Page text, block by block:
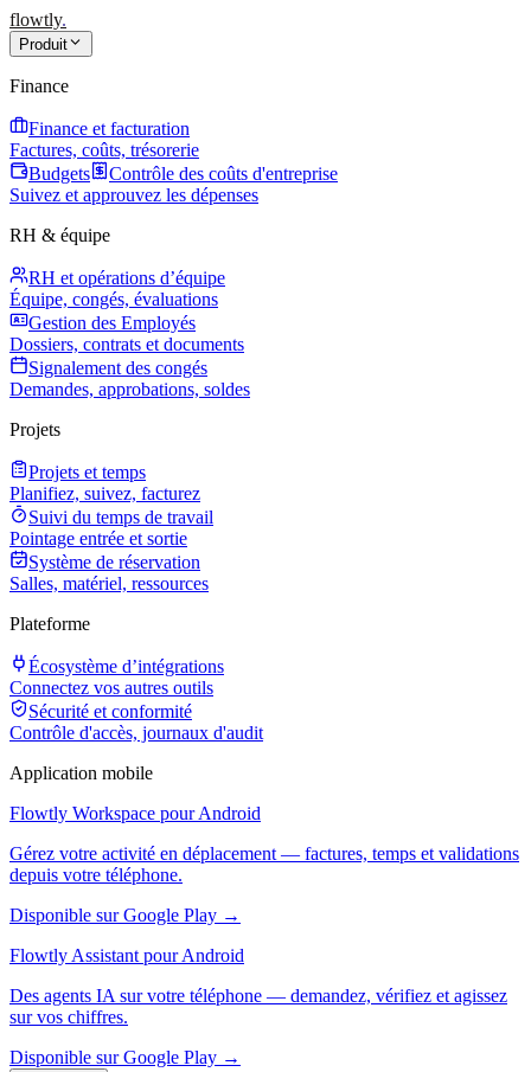
flowtly.
Produit
Finance
Finance et facturation
Factures, coûts, trésorerie
Budgets
Contrôle des coûts d'entreprise
Suivez et approuvez les dépenses
RH & équipe
RH et opérations d’équipe
Équipe, congés, évaluations
Gestion des Employés
Dossiers, contrats et documents
Signalement des congés
Demandes, approbations, soldes
Projets
Projets et temps
Planifiez, suivez, facturez
Suivi du temps de travail
Pointage entrée et sortie
Système de réservation
Salles, matériel, ressources
Plateforme
Écosystème d’intégrations
Connectez vos autres outils
Sécurité et conformité
Contrôle d'accès, journaux d'audit
Application mobile
Flowtly Workspace pour Android
Gérez votre activité en déplacement — factures, temps et validations
depuis votre téléphone.
Disponible sur Google Play →
Flowtly Assistant pour Android
Des agents IA sur votre téléphone — demandez, vérifiez et agissez
sur vos chiffres.
Disponible sur Google Play →